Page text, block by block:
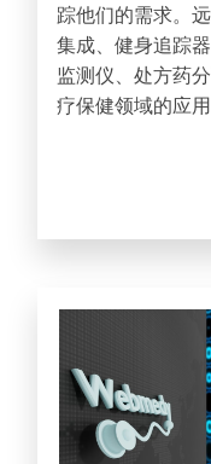
踪他们的需求。
集成、健身追踪
监测仪、处方药
疗保健领域的应用